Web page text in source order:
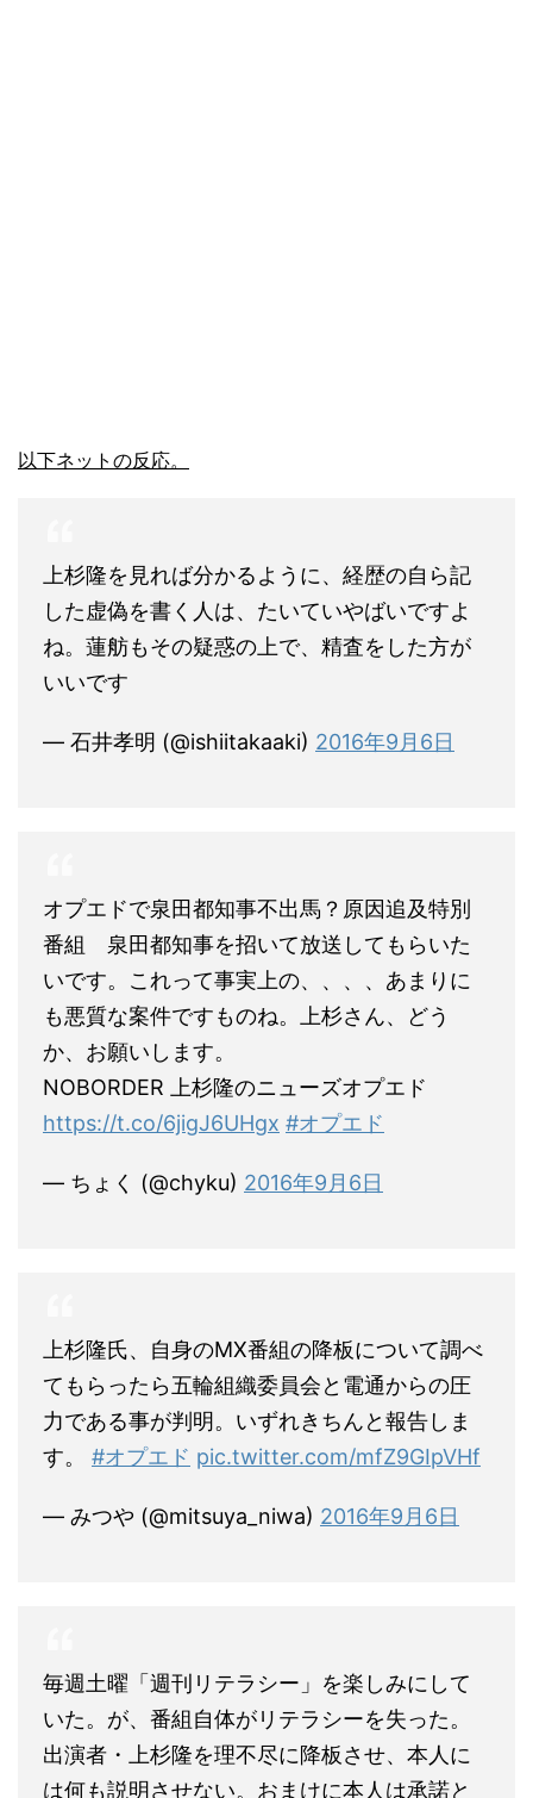
以下ネットの反応。
上杉隆を見れば分かるように、経歴の自ら記
した虚偽を書く人は、たいていやばいですよ
ね。蓮舫もその疑惑の上で、精査をした方が
いいです
— 石井孝明 (@ishiitakaaki) 2016年9月6日
オプエドで泉田都知事不出馬？原因追及特別
番組 泉田都知事を招いて放送してもらいた
いです。これって事実上の、、、、あまりに
も悪質な案件ですものね。上杉さん、どう
か、お願いします。
NOBORDER 上杉隆のニューズオプエド
https://t.co/6jigJ6UHgx #オプエド
— ちょく (@chyku) 2016年9月6日
上杉隆氏、自身のMX番組の降板について調べ
てもらったら五輪組織委員会と電通からの圧
力である事が判明。いずれきちんと報告しま
す。 #オプエド pic.twitter.com/mfZ9GIpVHf
— みつや (@mitsuya_niwa) 2016年9月6日
毎週土曜「週刊リテラシー」を楽しみにして
いた。が、番組自体がリテラシーを失った。
出演者・上杉隆を理不尽に降板させ、本人に
は何も説明させない。おまけに本人は承諾と